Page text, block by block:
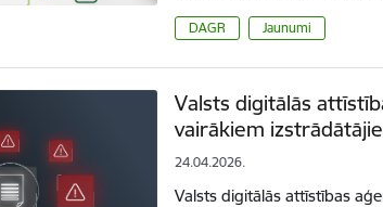
DAGR Jaunumi
Valsts digitālās
vairākiem
24.04.2026.
Valsts digitālās attīstības